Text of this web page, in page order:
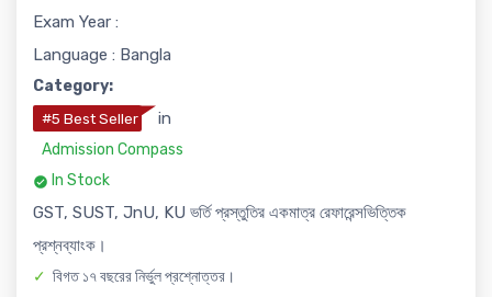
Exam Year :
Language : Bangla
Category:
#5 Best Seller in
Admission Compass
In Stock
GST, SUST, JnU, KU ভর্তি প্রস্তুতির একমাত্র রেফারেন্সভিত্তিক
প্রশ্নব্যাংক।
বিগত ১৭ বছরের নির্ভুল প্রশ্নোত্তর।